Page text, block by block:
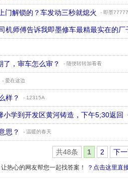
门解锁的？车发动三秒就熄火 - 即墨
机师傅告诉我即墨修车最精最实在的厂
了，审车怎么审？ - 随便转转加看看
- 爱在这边
样？ - 12315A
小学到开发区黄河铸造，下午5;30返回
思？ - 温暖的春天
共48条 1 2 下
热心的网友帮您一起找答案！ ？点击这里直